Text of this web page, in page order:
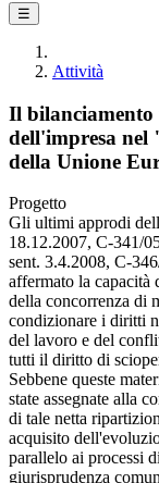
☰
Attività
Il bilanciamento
dell'impresa nel
della Unione
Progetto
Gli ultimi approdi
18.12.2007, C-341/
sent. 3.4.2008, C-
affermato la
della concorrenza di
condizionare i diritti
del lavoro e del
tutti il diritto di
Sebbene queste
state assegnate alla
di tale netta
acquisito
parallelo ai processi
giurisprudenza